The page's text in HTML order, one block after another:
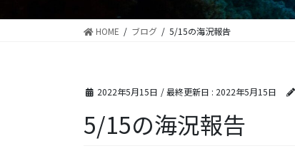
HOME ブログ 5/15の海況報告
2022年5月15日 / 最終更新日 : 2022年5月15日
5/15の海況報告